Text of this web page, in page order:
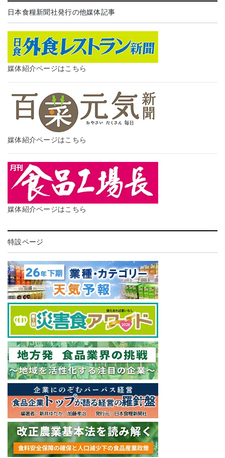
日本食糧新聞社発行の他媒体記事
媒体紹介ページはこちら
媒体紹介ページはこちら
媒体紹介ページはこちら
特設ページ